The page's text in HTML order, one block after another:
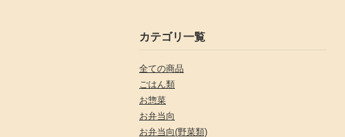
カテゴリ一覧
全ての商品
ごはん類
お惣菜
お弁当向
お弁当向(野菜類)